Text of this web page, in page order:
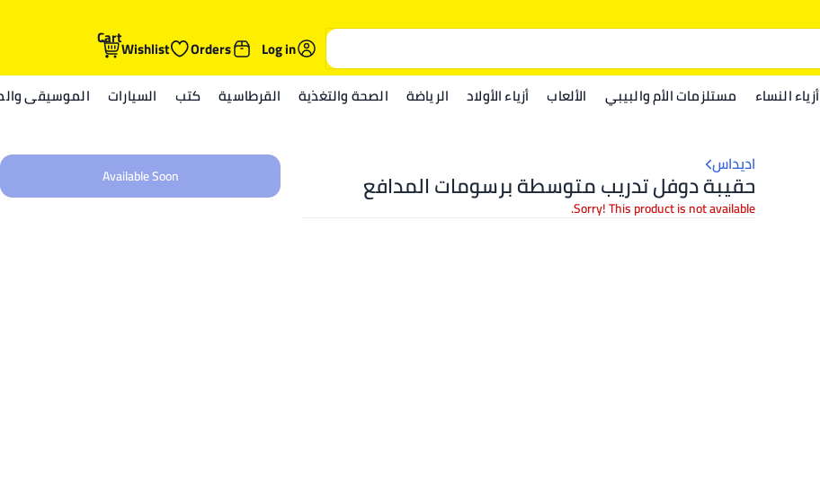
Log in
Orders
Wishlist
Cart
أزياء النساء مستلزمات الأم والبيبي الألعاب أزياء الأولاد الرياضة الصحة والتغذية القرطاسية كتب السيارات الموسيقى
اديداس
حقيبة دوفل تدريب متوسطة برسومات المدافع
Sorry! This product is not available.
Available Soon